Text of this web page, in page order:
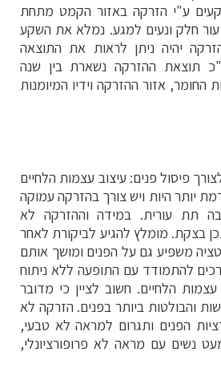
ע"י הזרקה באזור הקמט מתחת
עור חלק ונעים למגע. נמלא את השקע
יהיה ניתן לראות את התוצאה
תוצאת ההזרקה נשארת בין שנה
החומר, אזור ההזרקה וידיו המיומנות
פיסול פנים: עיצוב עצמות הלחיים
יותר היות ויש צורך בהזרקה עמוקה
תת עורית. במידה וההזרקה לא
בצקת. מומלץ להגיע לביקורת לאחר
משפיע גם על הפנים ומושך אותם
להתמודד עם התופעה ללא ניתוח
הלחיים. חשוב לציין כי מדובר
והבולטות ביותר בפנים. הזרקה לא
הפנים ותגרום למראה לא טבעי,
נשים עם מראה לא פרופורציונלי,